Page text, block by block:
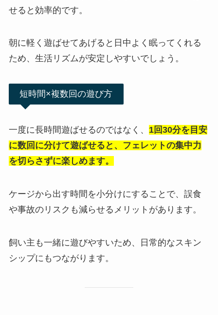
せると効率的です。
朝に軽く遊ばせてあげると日中よく眠ってくれる
ため、生活リズムが安定しやすいでしょう。
短時間×複数回の遊び方
一度に長時間遊ばせるのではなく、 1回30分を目安
に数回に分けて遊ばせると、フェレットの集中力
を切らさずに楽しめます。
ケージから出す時間を小分けにすることで、誤食
や事故のリスクも減らせるメリットがあります。
飼い主も一緒に遊びやすいため、日常的なスキン
シップにもつながります。